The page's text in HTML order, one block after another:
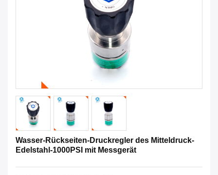
Wasser-Rückseiten-Druckregler des Mitteldruck-
Edelstahl-1000PSI mit Messgerät